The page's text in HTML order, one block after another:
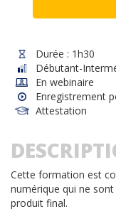
Durée : 1h30
Débutant-
En webinaire
Enregistrement
Attestation
Cette formation est
numérique qui ne
produit final.